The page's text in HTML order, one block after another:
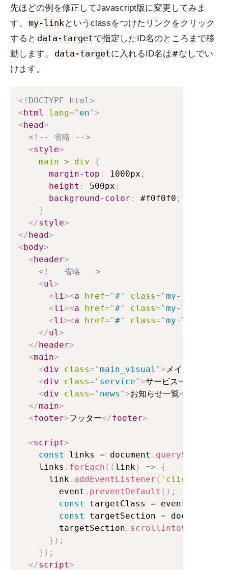
先ほどの例を修正してJavascript版に変更してみま
す。
my-link というclassをつけたリンクをクリック
すると data-targetで指定したID名のところまで移
動します。
data-targetに入れるID名は#なしでい
けます。
<! DOCTYPE html >
<html lang=" en">
<head>
<!-- 省略 -->
<style>
main > div
{
margin-top : 1000px ;
height : 500px ;
background-color : #f0f0f0 ;
}
</style>
</head>
<body>
<header>
<!-- 省略 -->
<ul >
<li ><a href="#" class="my-link
<li ><a href="#" class="my-link
<li ><a href="#" class="my-link
</ul >
</header>
<main>
<div class="main_visual "> メインビジュア
<div class=" service">サービス一覧
<div class=" news ">お知らせ一覧</
</main>
<footer>フッター</footer>
<script>
const
links = document .
    links
. forEach ( ( link ) =>
{
      link
. addEventListener ( 'click'
        event
. preventDefault ( ) ;
const
targetClass = event
const
targetSection = document
        targetSection
. scrollIntoView
} ) ;
} ) ;
</script>